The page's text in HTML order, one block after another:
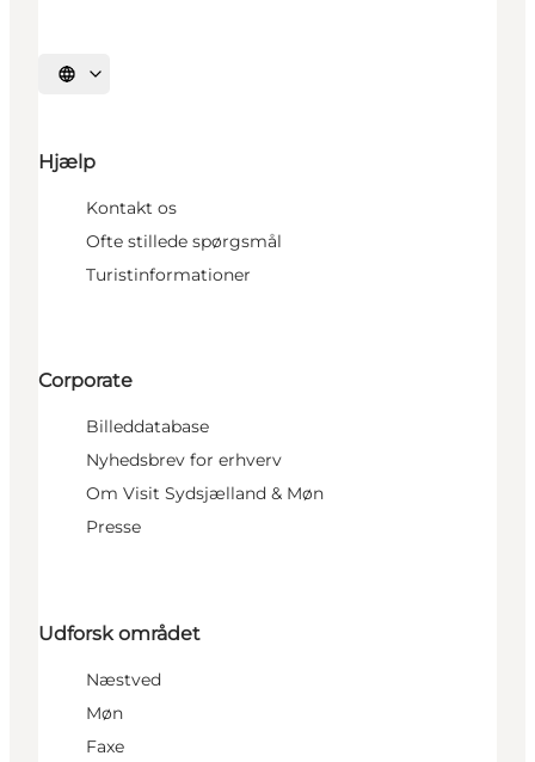
Vælg sprog
Hjælp
Kontakt os
Ofte stillede spørgsmål
Turistinformationer
Corporate
Billeddatabase
Nyhedsbrev for erhverv
Om Visit Sydsjælland & Møn
Presse
Udforsk området
Næstved
Møn
Faxe